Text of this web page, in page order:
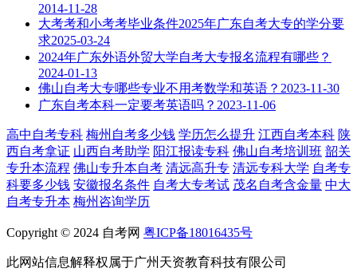
2014-11-28
大考考和小考考毕业条件2025年广东自考大专的学分要
求2025-03-24
2024年广东外语外贸大学自考大专报名流程有哪些？
2024-01-13
佛山自考大专哪些专业不用考数学和英语？ 2023-11-30
广东自考本科一定要考英语吗？ 2023-11-06
高中自考专科 梅州自考多少钱 学历怎么提升 江西自考本科 陕
西自考拿证 山西自考助学 阳江报读专科 佛山自考培训班 韶关
专升本流程 佛山专升本自考 清远高升专 清远专科大学 自考专
科要多少钱 安徽报名条件 自考大专考试 茂名自考含金量 中大
自考专升本 梅州咨询学历
Copyright © 2024 自考网 粤ICP备18016435号
此网站信息解释权属于广州天资教育科技有限公司